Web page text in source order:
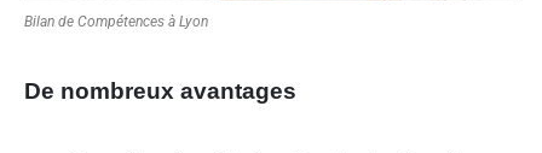
Bilan de Compétences à Lyon
De nombreux avantages